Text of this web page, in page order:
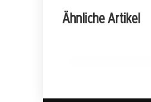
Ähnliche Artikel
stärkt